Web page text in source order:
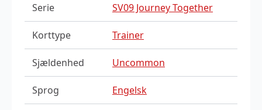
Serie
SV09 Journey Together
Korttype Trainer
Sjældenhed Uncommon
Sprog Engelsk